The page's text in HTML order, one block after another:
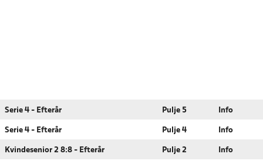
Serie 4 - Efterår Pulje 5 Info
Serie 4 - Efterår Pulje 4 Info
Kvindesenior 2 8:8 - Efterår Pulje 2 Info